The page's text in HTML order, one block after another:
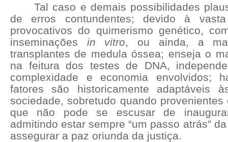
Tal caso e demais possibilidades
de erros contundentes; devido à
provocativos do quimerismo genético,
inseminações in vitro, ou ainda, a
transplantes de medula óssea; enseja o
na feitura dos testes de DNA,
complexidade e economia envolvidos;
fatores são historicamente adaptáveis
sociedade, sobretudo quando
que não pode se escusar de
admitindo estar sempre “um passo atrás”
assegurar a paz oriunda da justiça.